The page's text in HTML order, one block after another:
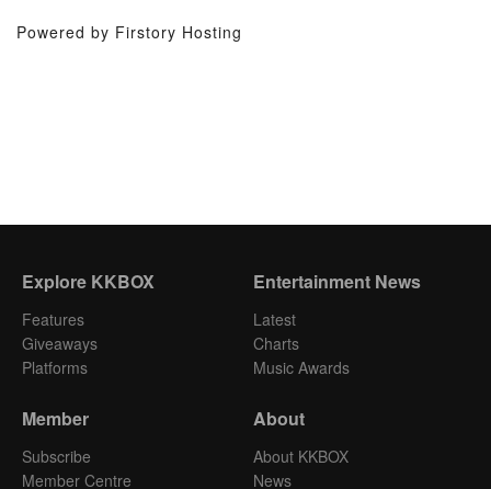
Powered by Firstory Hosting
Explore KKBOX
Features
Giveaways
Platforms
Entertainment News
Latest
Charts
Music Awards
Member
Subscribe
Member Centre
About
About KKBOX
News